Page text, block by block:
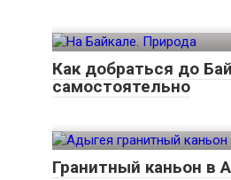
Как добраться до
самостоятельно
Гранитный каньон в